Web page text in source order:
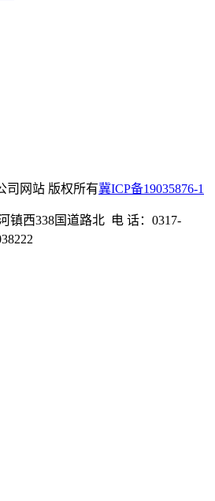
司网站 版权所有冀ICP备19035876-1
镇西338国道路北 电 话：0317-